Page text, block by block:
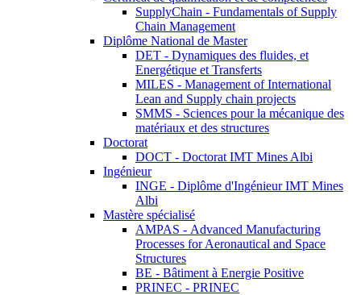
SupplyChain - Fundamentals of Supply
Chain Management
Diplôme National de Master
DET - Dynamiques des fluides, et
Energétique et Transferts
MILES - Management of International
Lean and Supply chain projects
SMMS - Sciences pour la mécanique des
matériaux et des structures
Doctorat
DOCT - Doctorat IMT Mines Albi
Ingénieur
INGE - Diplôme d'Ingénieur IMT Mines
Albi
Mastère spécialisé
AMPAS - Advanced Manufacturing
Processes for Aeronautical and Space
Structures
BE - Bâtiment à Energie Positive
PRINEC - PRINEC